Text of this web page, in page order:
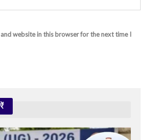
and website in this browser for the next time I